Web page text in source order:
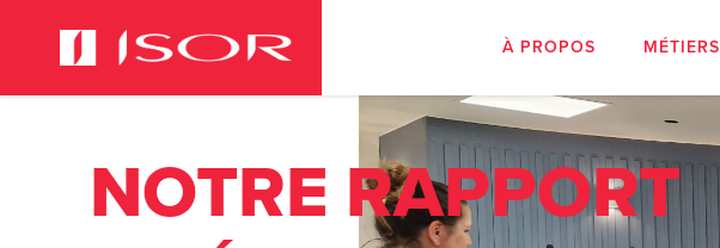
À PROPOS MÉTIERS
NOTRE RAPPORT